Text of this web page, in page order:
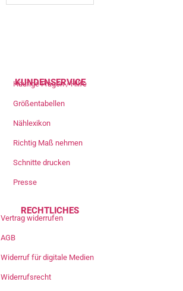
KUNDENSERVICE
Häufige Fragen / Hilfe
Größentabellen
Nählexikon
Richtig Maß nehmen
Schnitte drucken
Presse
RECHTLICHES
Vertrag widerrufen
AGB
Widerruf für digitale Medien
Widerrufsrecht